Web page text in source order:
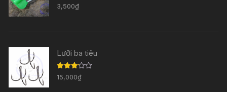
Được
xếp
3,500₫
Lưỡi ba tiêu
Được
xếp
15,000₫